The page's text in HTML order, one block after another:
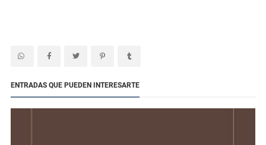
ENTRADAS QUE PUEDEN INTERESARTE